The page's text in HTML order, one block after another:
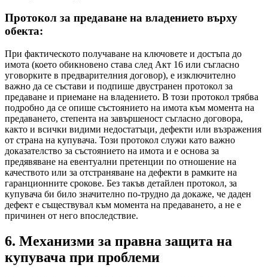
Протокол за предаване на владението върху
обекта:
При фактическото получаване на ключовете и достъпа до
имота (което обикновено става след Акт 16 или съгласно
уговорките в предварителния договор), е изключително
важно да се състави и подпише двустранен протокол за
предаване и приемане на владението. В този протокол трябва
подробно да се опише състоянието на имота към момента на
предаването, степента на завършеност съгласно договора,
както и всички видими недостатъци, дефекти или възражения
от страна на купувача. Този протокол служи като важно
доказателство за състоянието на имота и е основа за
предявяване на евентуални претенции по отношение на
качеството или за отстраняване на дефекти в рамките на
гаранционните срокове. Без такъв детайлен протокол, за
купувача би било значително по-трудно да докаже, че даден
дефект е съществувал към момента на предаването, а не е
причинен от него впоследствие.
6. Механизми за правна защита на
купувача при проблеми